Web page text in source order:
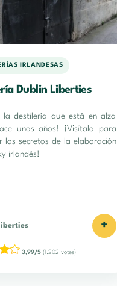
IRLANDESAS
Dublin Liberties
la destilería que está en alza
unos años! ¡Visítala para
los secretos de la elaboración
irlandés!
+
3,99/5(1.202 votes)